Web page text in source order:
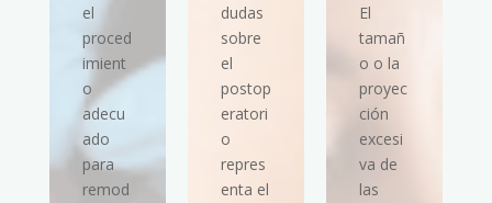
el
proced
imient
o
adecu
ado
para
remod
dudas
sobre
el
postop
eratori
o
repres
enta el
El
tamañ
o o la
proyec
ción
excesi
va de
las